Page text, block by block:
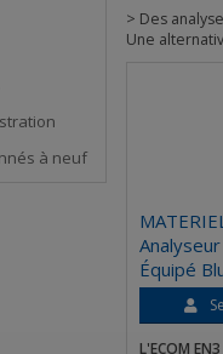
> Des
Une
Équipé
L'ECOM
à neuf